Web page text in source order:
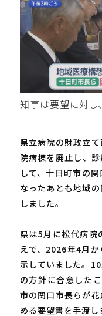
知事は要望に対し
県立病院の財政立
院病棟を廃止し、
して、十日町市の
なったあとも地域
しました。
県は5月に松代病院
えで、2026年4月
示していました。
の方針に合意した
市の関口市長らが
める要望書を手渡し